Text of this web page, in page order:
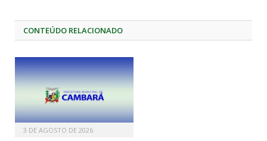
CONTEÚDO RELACIONADO
3 DE AGOSTO DE 2026